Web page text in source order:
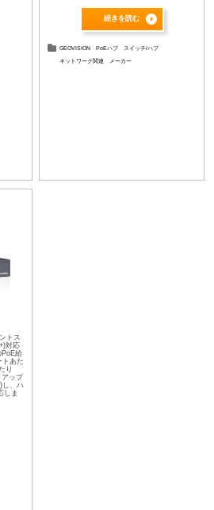
続きを読む
GEOVISION PoEハブ スイッチ/ハブ
ネットワーク関連 メーカー
トス
対応
PoE給
トあた
り
アップ
し、ハ
しま